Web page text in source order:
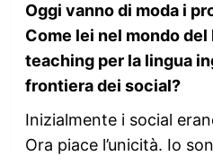
Oggi vanno di moda i
Come lei nel mondo del
teaching per la lingua
frontiera dei social?
Inizialmente i social
Ora piace l’unicità. Io